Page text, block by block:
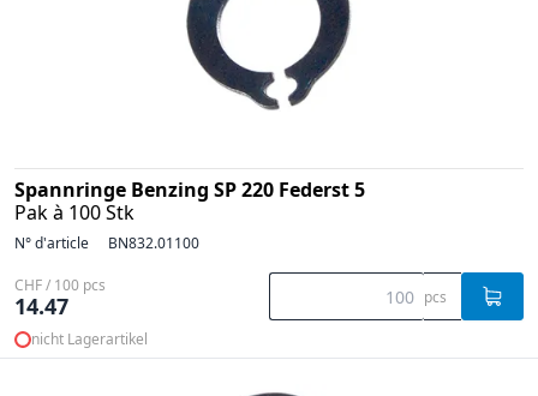
Spannringe Benzing SP 220 Federst 5
Pak à 100 Stk
N° d'article BN832.01100
CHF / 100 pcs
14.47 pcs
nicht Lagerartikel